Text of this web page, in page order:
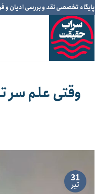
پایگاه تخصصی نقد و بررسی ادیان و
وقتی علم سر
31
تیر